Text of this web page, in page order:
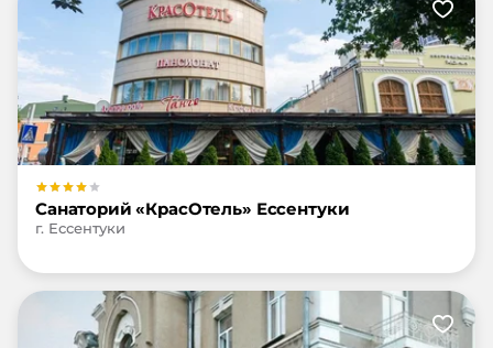
Санаторий «КрасОтель» Ессентуки
г. Ессентуки